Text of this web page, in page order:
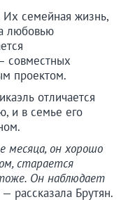
семейная жизнь,
любовью
совместных
проектом.
отличается
и в семье его
месяца, он хорошо
старается
Он наблюдает
— рассказала Брутян.